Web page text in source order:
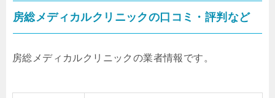
房総メディカルクリニックの口コミ・評判など
房総メディカルクリニックの業者情報です。